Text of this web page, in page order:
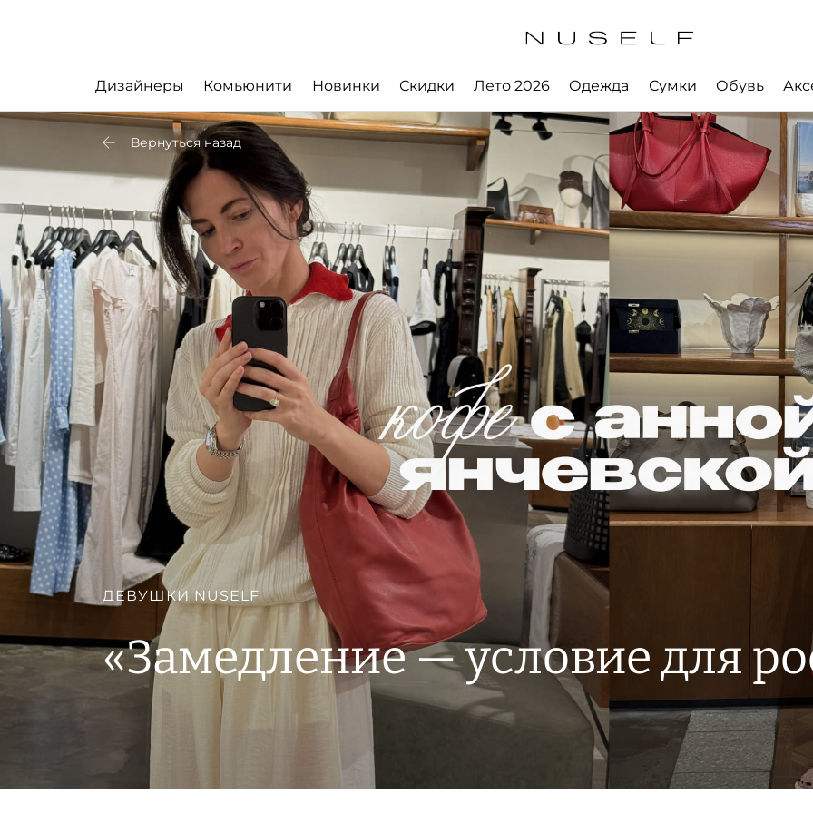
Дизайнеры Комьюнити Новинки Скидки Лето 2026 Одежда Сумки Обувь
Вернуться назад
ДЕВУШКИ NUSELF
«Замедление — условие для